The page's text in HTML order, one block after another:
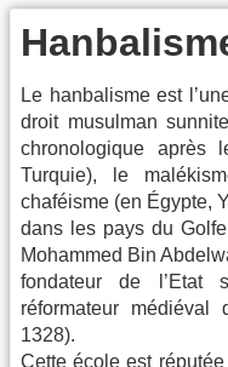
Le hanbalisme est
droit musulman
chronologique après
Turquie), le
chaféisme (en Égypte,
dans les pays du
Mohammed Bin
fondateur de l’Etat
réformateur médiéval
1328).
Cette école est